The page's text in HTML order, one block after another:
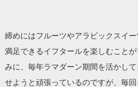
締めにはフルーツやアラビックスイー
満足できるイフタールを楽しむこと
みに、毎年ラマダーン期間を活かし
せようと頑張っているのですが、毎